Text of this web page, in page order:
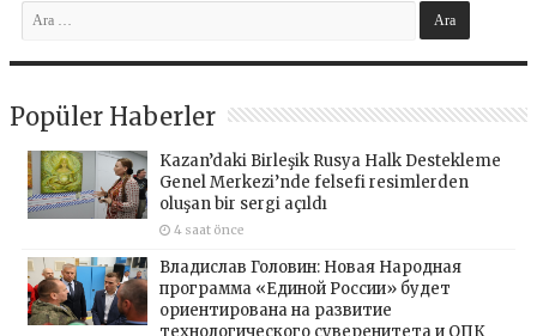
Popüler Haberler
Kazan’daki Birleşik Rusya Halk Destekleme
Genel Merkezi’nde felsefi resimlerden
oluşan bir sergi açıldı
4 saat önce
Владислав Головин: Новая Народная
программа «Единой России» будет
ориентирована на развитие
технологического суверенитета и ОПК